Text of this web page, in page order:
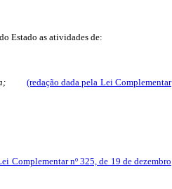
Estado as atividades de:
(redação dada pela Lei Complementar
Complementar nº 325, de 19 de dezembro